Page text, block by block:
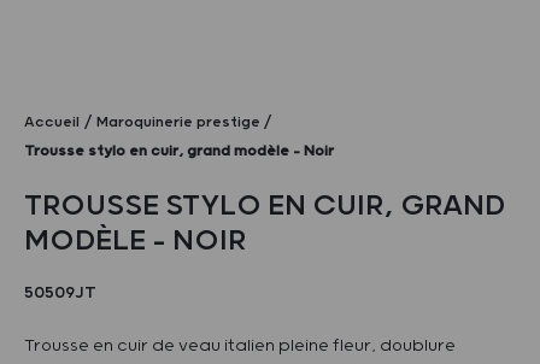
Accueil
Maroquinerie prestige
Trousse stylo en cuir, grand modèle – Noir
TROUSSE STYLO EN CUIR, GRAND
MODÈLE – NOIR
50509JT
Trousse en cuir de veau italien pleine fleur, doublure